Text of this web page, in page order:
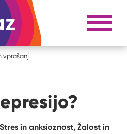
#to sem jaz Razpri
vprašanj
Stres in anksioznost, Žalost in